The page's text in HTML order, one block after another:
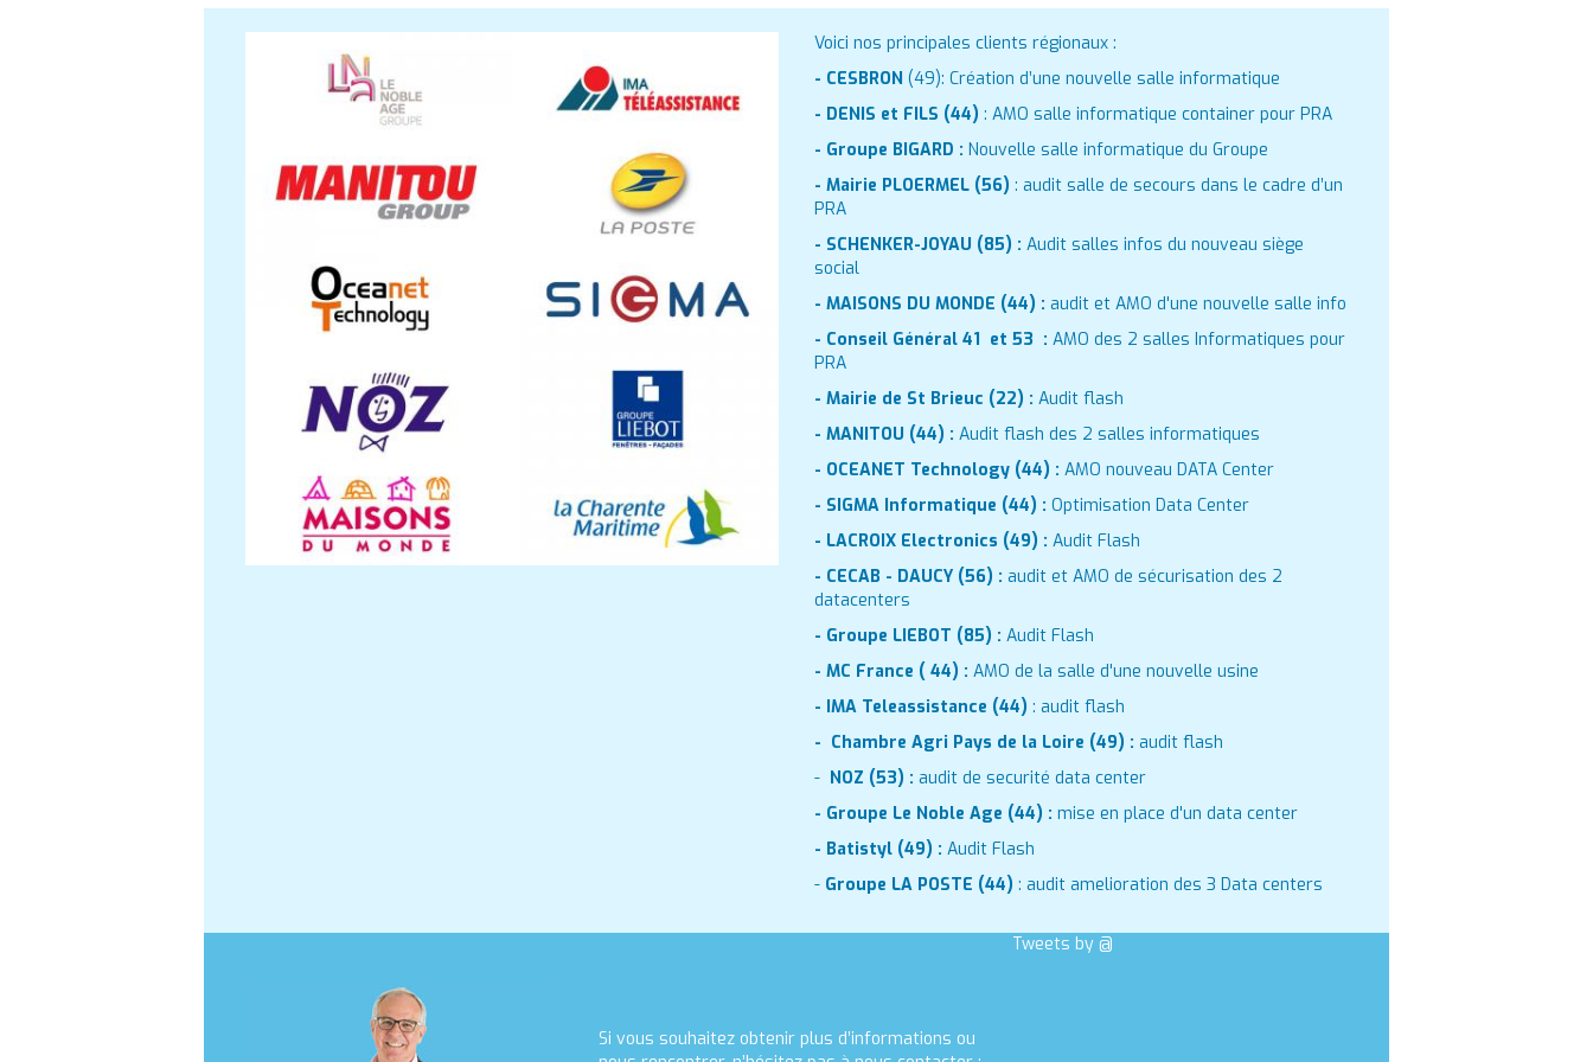
Voici nos principales clients régionaux :
- CESBRON (49): Création d’une nouvelle salle informatique
- DENIS et FILS (44) : AMO salle informatique container pour PRA
- Groupe BIGARD : Nouvelle salle informatique du Groupe
- Mairie PLOERMEL (56) : audit salle de secours dans le cadre d’un
PRA
- SCHENKER-JOYAU (85) : Audit salles infos du nouveau siège
social
- MAISONS DU MONDE (44) : audit et AMO d'une nouvelle salle info
- Conseil Général 41 et 53 : AMO des 2 salles Informatiques pour
PRA
- Mairie de St Brieuc (22) : Audit flash
- MANITOU (44) : Audit flash des 2 salles informatiques
- OCEANET Technology (44) : AMO nouveau DATA Center
- SIGMA Informatique (44) : Optimisation Data Center
- LACROIX Electronics (49) : Audit Flash
- CECAB - DAUCY (56) : audit et AMO de sécurisation des 2
datacenters
- Groupe LIEBOT (85) : Audit Flash
- MC France ( 44) : AMO de la salle d'une nouvelle usine
- IMA Teleassistance (44) : audit flash
- Chambre Agri Pays de la Loire (49) : audit flash
- NOZ (53) : audit de securité data center
- Groupe Le Noble Age (44) : mise en place d'un data center
- Batistyl (49) : Audit Flash
- Groupe LA POSTE (44) : audit amelioration des 3 Data centers
Si vous souhaitez obtenir plus d’informations ou
Tweets by @